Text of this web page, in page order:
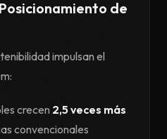
de
impulsan el
crecen 2,5 veces más
convencionales